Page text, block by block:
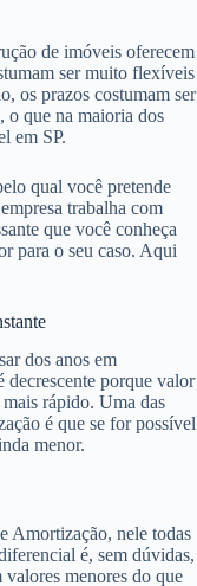
de imóveis oferecem
ser muito flexíveis
os prazos costumam ser
o que na maioria dos
em SP.
qual você pretende
trabalha com
que você conheça
para o seu caso. Aqui
dos anos em
decrescente porque valor
rápido. Uma das
é que se for possível
menor.
Amortização, nele todas
é, sem dúvidas,
menores do que